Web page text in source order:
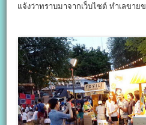
แจ้งว่าทราบมาจากเว็บไซต์ ทำเลขาย